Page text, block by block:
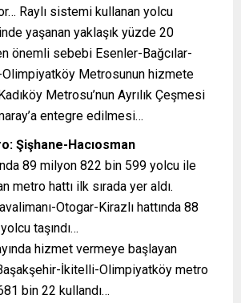
Raylı sistemi kullanan yolcu
yaşanan yaklaşık yüzde 20
önemli sebebi Esenler-Bağcılar-
Metrosunun hizmete
Metrosu’nun Ayrılık Çeşmesi
entegre edilmesi…
Şişhane-Hacıosman
89 milyon 822 bin 599 yolcu ile
metro hattı ilk sırada yer aldı.
Otogar-Kirazlı hattında 88
taşındı…
hizmet vermeye başlayan
İkitelli-Olimpiyatköy metro
bin 22 kullandı…